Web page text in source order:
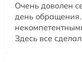
Очень доволен
день обращения.
Здесь все